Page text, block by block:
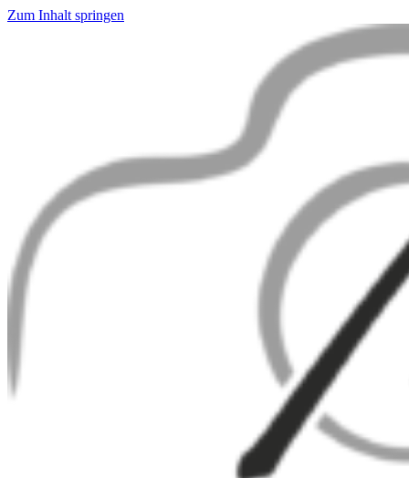
Zum Inhalt springen